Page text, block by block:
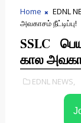
Home EDNL
அவகாசம் நீட்டிப்பு!
SSLC
கால
EDNL NEWS,